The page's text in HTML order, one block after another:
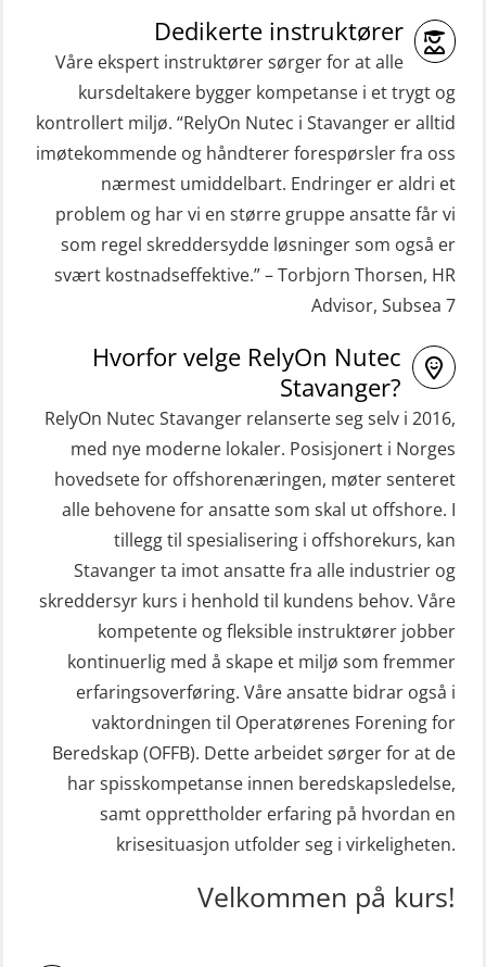
HLO/MOB/Søk- og Redningslag
kombinasjon – repetisjon (OSC1162)
HLO/Søk & Redningslag kombinasjon
– repetisjon (OSC1161)
Helikopterevakuering inkl.
Pustelunge (OSE1251)
Helikopterevakuering med HABD,
inkl. Brannslukking og Førstehjelp-
sivile mannskaper (FSC119)
Helikopterevakuering med HABD,
inkl. brannslukning (FSC121)
Hjertestarter brukerkurs (OFA107)
Kombi Søk og Redningslag og HLO
repetisjonskurs med e-læring
(ABSBLE010)
Kondisjonstest (OSC151)
Ledertrening i beredskap og
krisehåndtering for plattformsjefer
(OER105)
Livbåtfører FF1200 repetisjon
(OSE1431)
Livbåtfører FF1200 repetisjon
simulator (OSE161)
m/E-læring (OSEBLE006)
ROC sertifikat repetisjon (GMDSS)
(ORC103)
STCW Grunnkurs Redningsfarkoster
(MBSBLE022)
STCW Hurtiggående mann over bord
båt (HMOB) (MSE100)
STCW Hurtiggående mann over bord
båt (HMOB) oppdatering (MSE1001)
STCW Livbåtfører redningsfarkoster
32 t (MSE1031)
STCW Mann-Over-Bord
(hurtiggående) 32 t m/mørkekjøring
(MSE112)
STCW Redningsfarkost oppdatering
sliskebåt (MSE116)
STCW Sikkerhetsopplæring for
sjøfolk på mindre skip med eLearning
(MBSBLE003)
STCW oppdatering Livbåtfører
redningsfarkoster 8 t – konvensjonell
båt (MSE103)
STCW oppdatering Mann-Over-Bord
(hurtiggående) 16 t m/mørkekjøring
(MSE113)
STCW oppgradering for
dekksoffiserer uten fartstid 66 t
Dedikerte instruktører
Våre ekspert instruktører sørger for at alle
kursdeltakere bygger kompetanse i et trygt og
kontrollert miljø. “RelyOn Nutec i Stavanger er alltid
imøtekommende og håndterer forespørsler fra oss
nærmest umiddelbart. Endringer er aldri et
problem og har vi en større gruppe ansatte får vi
som regel skreddersydde løsninger som også er
svært kostnadseffektive.” – Torbjorn Thorsen, HR
Advisor, Subsea 7
Hvorfor velge RelyOn Nutec
Stavanger?
RelyOn Nutec Stavanger relanserte seg selv i 2016,
med nye moderne lokaler. Posisjonert i Norges
hovedsete for offshorenæringen, møter senteret
alle behovene for ansatte som skal ut offshore. I
tillegg til spesialisering i offshorekurs, kan
Stavanger ta imot ansatte fra alle industrier og
skreddersyr kurs i henhold til kundens behov. Våre
kompetente og fleksible instruktører jobber
kontinuerlig med å skape et miljø som fremmer
erfaringsoverføring. Våre ansatte bidrar også i
vaktordningen til Operatørenes Forening for
Beredskap (OFFB). Dette arbeidet sørger for at de
har spisskompetanse innen beredskapsledelse,
samt opprettholder erfaring på hvordan en
krisesituasjon utfolder seg i virkeligheten.
Velkommen på kurs!